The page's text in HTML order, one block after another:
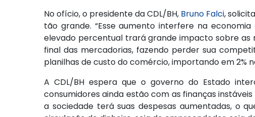
No ofício, o presidente da CDL/BH, Bruno Falci,
tão grande. “Esse aumento interfere na
elevado percentual trará grande impacto sobre as
final das mercadorias, fazendo perder sua
planilhas de custo do comércio, importando em 2%
A CDL/BH espera que o governo do Estado
consumidores ainda estão com as finanças
a sociedade terá suas despesas aumentadas, o